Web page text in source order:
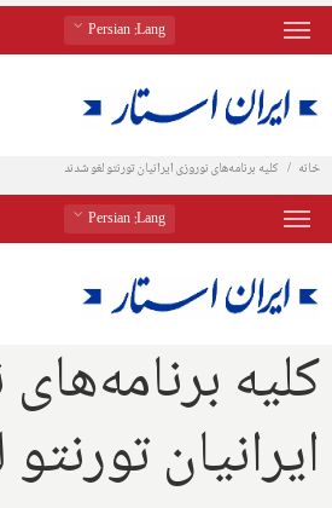
Lang
: Persian
خانه کلیه برنامه‌های نوروزی ایرانیان تورنتو لغو شدند
Lang
: Persian
کلیه
ایرانیان